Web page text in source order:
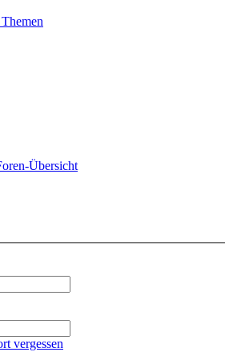
Übersicht
vergessen